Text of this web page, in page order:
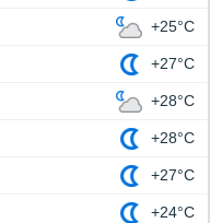
+25°C
+27°C
+28°C
+28°C
+27°C
+24°C